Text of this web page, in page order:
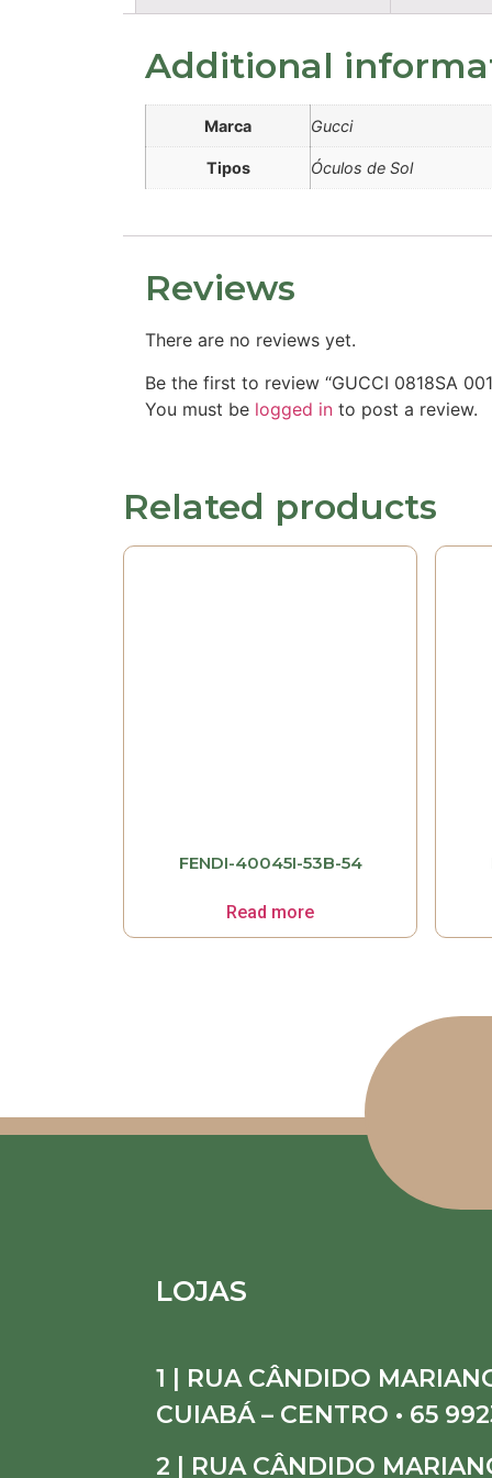
Additional
Marca Gucci
Tipos Óculos de Sol
Reviews
There are no reviews yet.
Be the first to review “GUCCI 0818SA
You must be logged in to post a review.
Related products
FENDI-40045I-53B-54
Read more
LOJAS
1 | RUA CÂNDIDO
CUIABÁ – CENTRO • 65
2 | RUA CÂNDIDO